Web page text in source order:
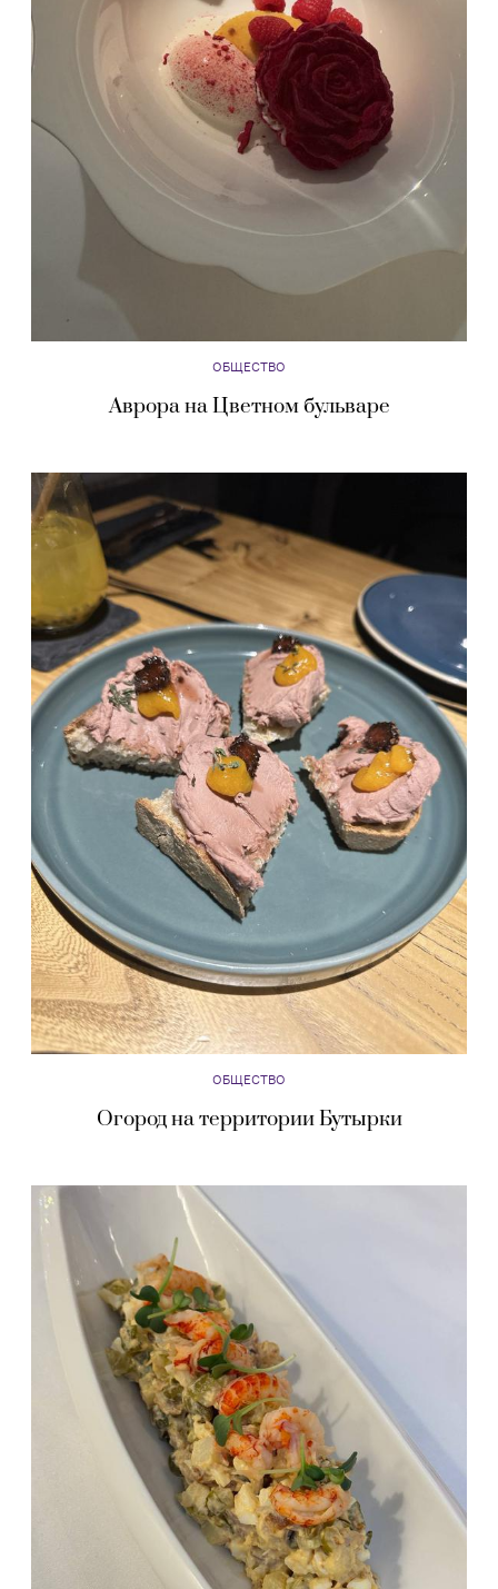
ОБЩЕСТВО
Аврора на Цветном бульваре
ОБЩЕСТВО
Огород на территории Бутырки